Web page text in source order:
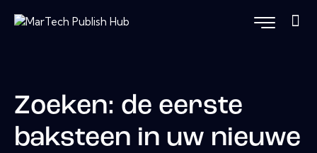
Zoeken: de eerste
baksteen in uw nieuwe